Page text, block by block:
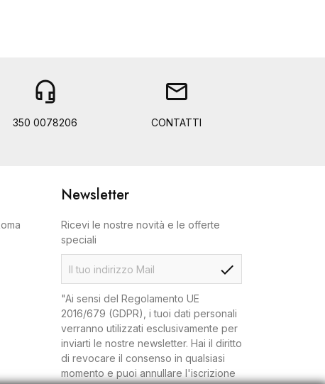
headset_mic
350 0078206
mail
CONTATTI
Newsletter
Ricevi le nostre novità e le offerte
speciali
check
"Ai sensi del Regolamento UE
2016/679 (GDPR), i tuoi dati personali
verranno utilizzati esclusivamente per
inviarti le nostre newsletter. Hai il diritto
di revocare il consenso in qualsiasi
momento e puoi annullare l'iscrizione